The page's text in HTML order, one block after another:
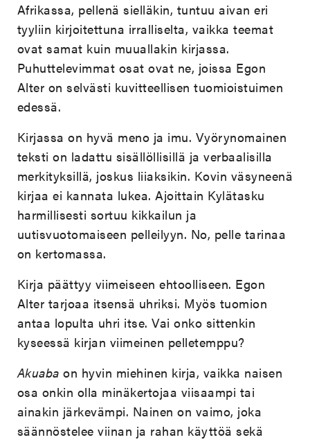
Afrikassa, pellenä sielläkin, tuntuu aivan eri
tyyliin kirjoitettuna irralliselta, vaikka teemat
ovat samat kuin muuallakin kirjassa.
Puhuttelevimmat osat ovat ne, joissa Egon
Alter on selvästi kuvitteellisen tuomioistuimen
edessä.
Kirjassa on hyvä meno ja imu. Vyörynomainen
teksti on ladattu sisällöllisillä ja verbaalisilla
merkityksillä, joskus liiaksikin. Kovin väsyneenä
kirjaa ei kannata lukea. Ajoittain Kylätasku
harmillisesti sortuu kikkailun ja
uutisvuotomaiseen pelleilyyn. No, pelle tarinaa
on kertomassa.
Kirja päättyy viimeiseen ehtoolliseen. Egon
Alter tarjoaa itsensä uhriksi. Myös tuomion
antaa lopulta uhri itse. Vai onko sittenkin
kyseessä kirjan viimeinen pelletemppu?
Akuaba on hyvin miehinen kirja, vaikka naisen
osa onkin olla minäkertojaa viisaampi tai
ainakin järkevämpi. Nainen on vaimo, joka
säännöstelee viinan ja rahan käyttöä sekä